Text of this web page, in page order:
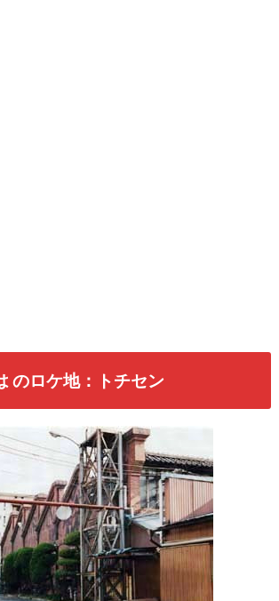
のロケ地：トチセン